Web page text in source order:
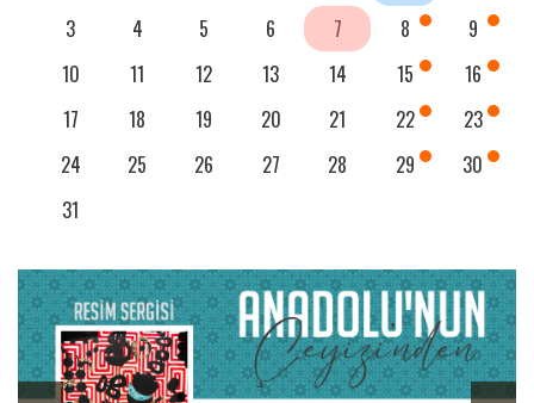
3
4 5 6 7 8
9
10
11 12 13 14 15
16
17
18 19 20 21 22
23
24
25 26 27 28 29
30
31